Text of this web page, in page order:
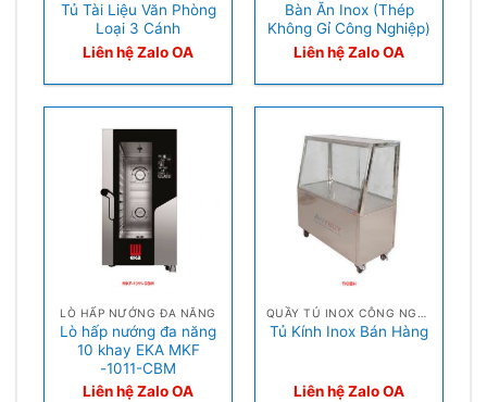
Tủ Tài Liệu Văn Phòng
Loại 3 Cánh
Liên hệ Zalo OA
Bàn Ăn Inox (Thép
Không Gỉ Công Nghiệp)
Liên hệ Zalo OA
LÒ HẤP NƯỚNG ĐA NĂNG
Lò hấp nướng đa năng
10 khay EKA MKF
-1011-CBM
Liên hệ Zalo OA
Tủ Kính Inox Bán Hàng
Liên hệ Zalo OA